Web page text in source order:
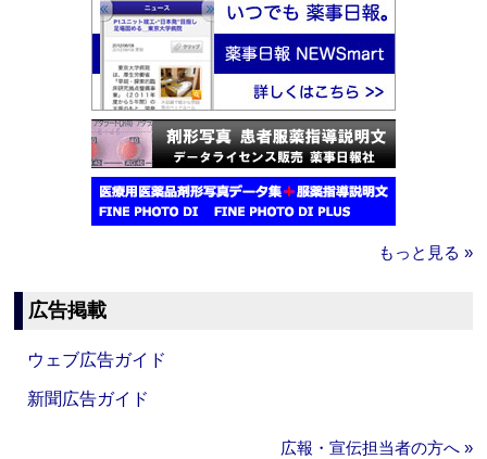
もっと見る »
広告掲載
ウェブ広告ガイド
新聞広告ガイド
広報・宣伝担当者の方へ »